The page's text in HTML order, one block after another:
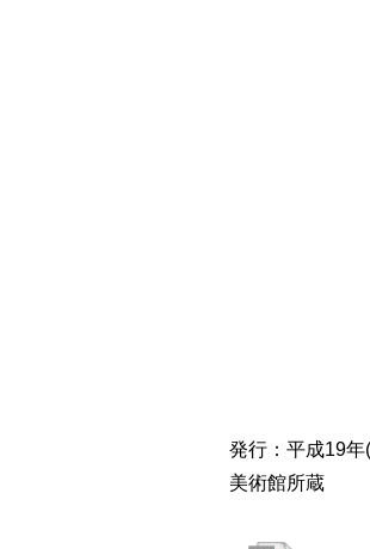
発行：平成19
美術館所蔵